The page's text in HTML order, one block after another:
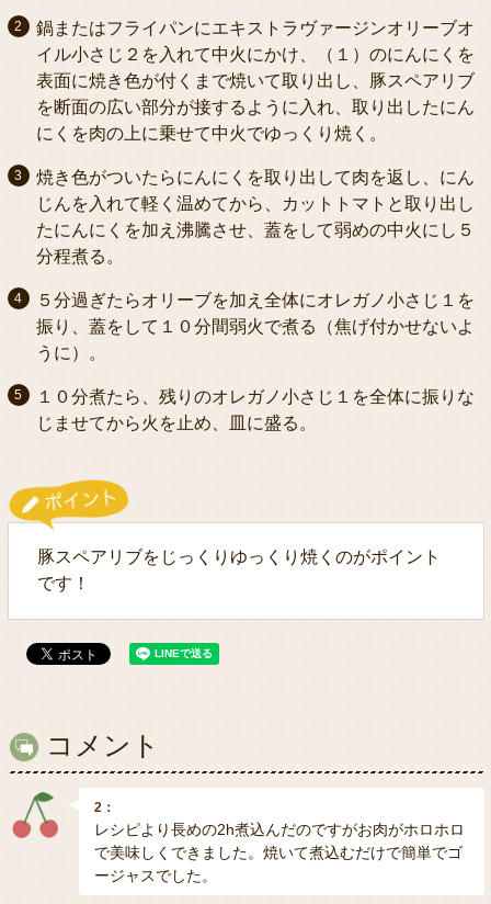
鍋またはフライパンにエキストラヴァージンオリーブオ
イル小さじ２を入れて中火にかけ、（１）のにんにくを
表面に焼き色が付くまで焼いて取り出し、豚スペアリブ
を断面の広い部分が接するように入れ、取り出したにん
にくを肉の上に乗せて中火でゆっくり焼く。
焼き色がついたらにんにくを取り出して肉を返し、にん
じんを入れて軽く温めてから、カットトマトと取り出し
たにんにくを加え沸騰させ、蓋をして弱めの中火にし５
分程煮る。
５分過ぎたらオリーブを加え全体にオレガノ小さじ１を
振り、蓋をして１０分間弱火で煮る（焦げ付かせないよ
うに）。
１０分煮たら、残りのオレガノ小さじ１を全体に振りな
じませてから火を止め、皿に盛る。
豚スペアリブをじっくりゆっくり焼くのがポイント
です！
コメント
2：
レシピより長めの2h煮込んだのですがお肉がホロホロ
で美味しくできました。焼いて煮込むだけで簡単でゴ
ージャスでした。